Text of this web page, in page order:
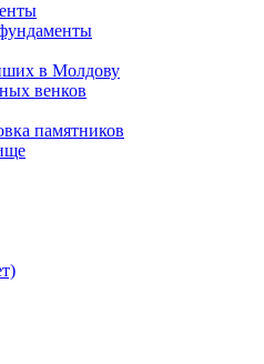
в Молдову
венков
памятников